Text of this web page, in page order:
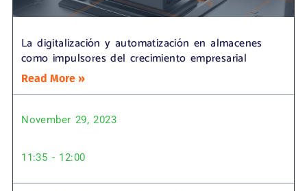
La digitalización y automatización en almacenes
como impulsores del crecimiento empresarial
Read More »
November 29, 2023
11:35 - 12:00